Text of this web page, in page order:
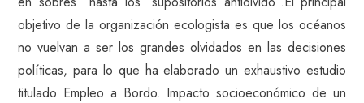
objetivo de la organización ecologista es que los océanos
no vuelvan a ser los grandes olvidados en las decisiones
políticas, para lo que ha elaborado un exhaustivo estudio
titulado Empleo a Bordo. Impacto socioeconómico de un